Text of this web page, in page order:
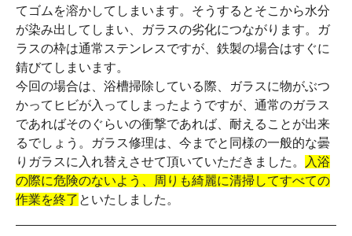
てゴムを溶かしてしまいます。そうするとそこから水分
が染み出してしまい、ガラスの劣化につながります。ガ
ラスの枠は通常ステンレスですが、鉄製の場合はすぐに
錆びてしまいます。
今回の場合は、浴槽掃除している際、ガラスに物がぶつ
かってヒビが入ってしまったようですが、通常のガラス
であればそのぐらいの衝撃であれば、耐えることが出来
るでしょう。ガラス修理は、今までと同様の一般的な曇
りガラスに入れ替えさせて頂いていただきました。
入浴
の際に危険のないよう、周りも綺麗に清掃してすべての
作業を終了 といたしました。